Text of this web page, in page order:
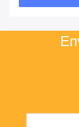
unique